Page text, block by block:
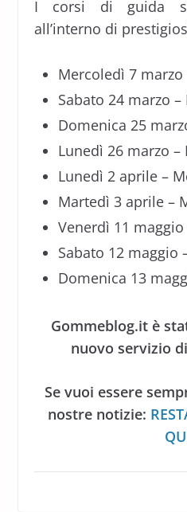
I corsi di guida
all’interno di
Mercoledì 7 marzo
Sabato 24 marzo –
Domenica 25
Lunedì 26 marzo –
Lunedì 2 aprile –
Martedì 3 aprile –
Venerdì 11 maggio
Sabato 12 maggio
Domenica 13
Gommeblog.it è
nuovo servizio
Se vuoi essere
nostre notizie: